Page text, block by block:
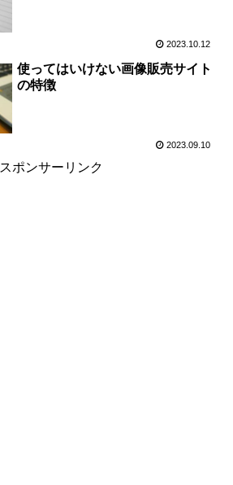
2023.10.12
使ってはいけない画像販売サイト
の特徴
2023.09.10
スポンサーリンク